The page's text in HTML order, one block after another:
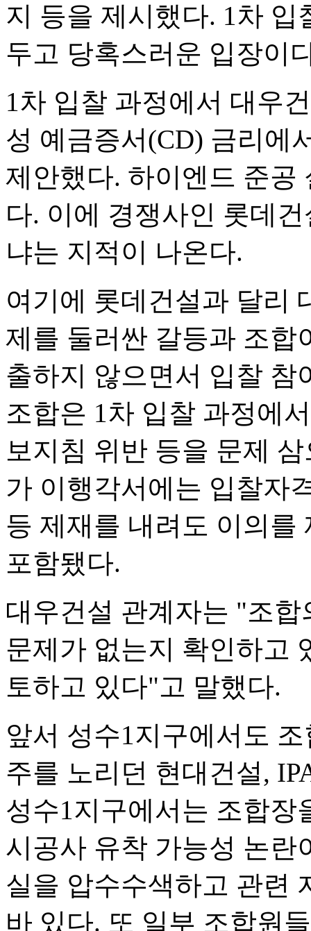
지 등을 제시했다. 1차
두고 당혹스러운 입장이
1차 입찰 과정에서 대우
성 예금증서(CD) 금리에
제안했다. 하이엔드 준공
다. 이에 경쟁사인 롯데
냐는 지적이 나온다.
여기에 롯데건설과 달리
제를 둘러싼 갈등과 조합
출하지 않으면서 입찰 참
조합은 1차 입찰 과정에
보지침 위반 등을 문제
가 이행각서에는 입찰자
등 제재를 내려도 이의를
포함됐다.
대우건설 관계자는 "조
문제가 없는지 확인하고
토하고 있다"고 말했다.
앞서 성수1지구에서도
주를 노리던 현대건설,
성수1지구에서는 조합장
시공사 유착 가능성 논란
실을 압수수색하고 관련
바 있다. 또 일부 조합원